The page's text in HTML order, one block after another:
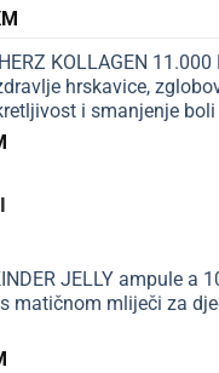
KOLLAGEN 11.000
hrskavice,
i smanjenje boli
JELLY ampule a
matičnom mliječi za